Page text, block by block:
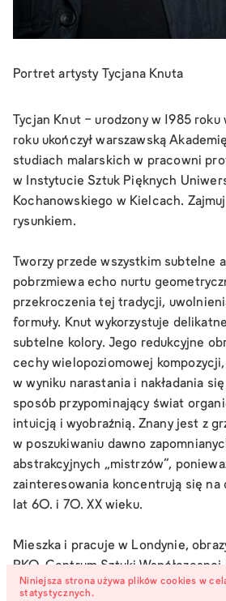
Portret artysty Tycjana Knuta
Tycjan Knut - urodzony w 1985 roku
roku ukończył warszawską
studiach malarskich w pracowni
w Instytucie Sztuk Pięknych
Kochanowskiego w Kielcach.
rysunkiem.
Tworzy przede wszystkim subtelne
pobrzmiewa echo nurtu
przekroczenia tej tradycji,
formuły. Knut wykorzystuje
subtelne kolory. Jego redukcyjne
cechy wielopoziomowej
w wyniku narastania i nakładania
sposób przypominający świat
intuicją i wyobraźnią. Znany jest z
w poszukiwaniu dawno
abstrakcyjnych „mistrzów”,
zainteresowania koncentrują się na
lat 60. i 70. XX wieku.
Mieszka i pracuje w Londynie,
PKO, Centrum Sztuki
w: Wielkiej Brytanii, USA,
Niniejsza strona używa plików cookies w
statystycznych.